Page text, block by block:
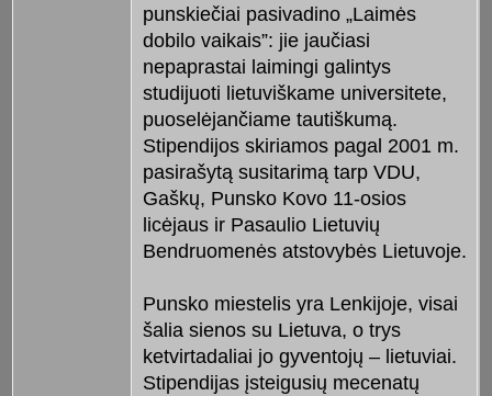
punskiečiai pasivadino „Laimės
dobilo vaikais”: jie jaučiasi
nepaprastai laimingi galintys
studijuoti lietuviškame universitete,
puoselėjančiame tautiškumą.
Stipendijos skiriamos pagal 2001 m.
pasirašytą susitarimą tarp VDU,
Gaškų, Punsko Kovo 11-osios
licėjaus ir Pasaulio Lietuvių
Bendruomenės atstovybės Lietuvoje.
Punsko miestelis yra Lenkijoje, visai
šalia sienos su Lietuva, o trys
ketvirtadaliai jo gyventojų – lietuviai.
Stipendijas įsteigusių mecenatų